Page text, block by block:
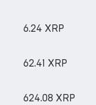
6.24 XRP
62.41 XRP
624.08 XRP